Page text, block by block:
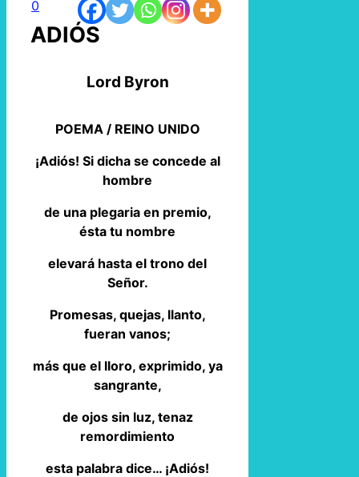
0
ADIÓS
Lord Byron
POEMA / REINO UNIDO
¡Adiós! Si dicha se concede al
hombre
de una plegaria en premio,
ésta tu nombre
elevará hasta el trono del
Señor.
Promesas, quejas, llanto,
fueran vanos;
más que el lloro, exprimido, ya
sangrante,
de ojos sin luz, tenaz
remordimiento
esta palabra dice… ¡Adiós!